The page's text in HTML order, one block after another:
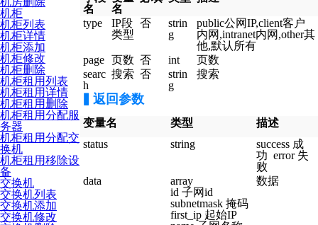
机柜
机柜列表
机柜详情
机柜添加
机柜修改
机柜删除
机柜租用列表
机柜租用详情
机柜租用删除
机柜租用分配服
务器
机柜租用分配交
换机
机柜租用移除设
备
交换机
交换机列表
交换机添加
交换机修改
名
名
type
IP段
类型
否
strin
g
public公网IP,client客户
内网,intranet内网,other其
他,默认所有
page 页数 否 int
页数
searc
h
搜索 否
strin
g
搜索
返回参数
变量名 类型
描述
status
string
success 成
功 error 失
败
data
array
id 子网id
subnetmask 掩码
first_ip 起始IP
数据